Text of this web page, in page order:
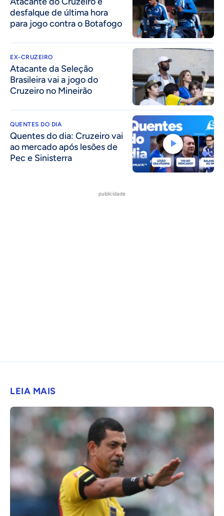
desfalque de última hora
para jogo contra o Botafogo
EX-CRUZEIRO
Atacante da Seleção
Brasileira vai a jogo do
Cruzeiro no Mineirão
QUENTES DO DIA
Quentes do dia: Cruzeiro vai
ao mercado após lesões de
Pec e Sinisterra
publicidade
LEIA MAIS